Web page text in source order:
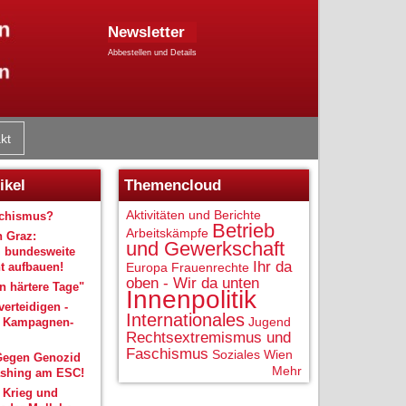
Newsletter
Abbestellen und Details
Graz:
bundesweite
aufbauen!
härtere Tage"
-
Genozid
am ESC!
Krieg und
Themencloud
Aktivitäten und Berichte
Arbeitskämpfe Betrieb
und Gewerkschaft
Europa Frauenrechte Ihr da
oben - Wir da unten
Innenpolitik
Internationales Jugend
Rechtsextremismus und
Faschismus Soziales Wien
Mehr